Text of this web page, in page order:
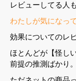
レビューしてる人
わたしが気になっ
効果についてのレ
ほとんどが【怪し
前提の推測ばかり。